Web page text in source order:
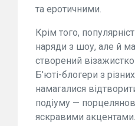
та еротичними.
Крім того,
наряди з шоу, але й
створений
Б'юті-блогери з
намагалися
подіуму —
яскравими акцентами.